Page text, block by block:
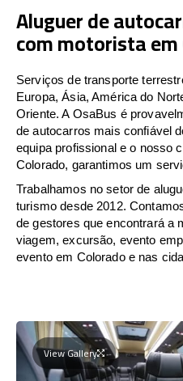
Aluguer de
com motorista
Serviços de transporte
Europa, Ásia, América do
Oriente. A OsaBus é
de autocarros mais confiável
equipa profissional e o nosso
Colorado, garantimos um
Trabalhamos no setor de
turismo desde 2012.
de gestores que encontrará a
viagem, excursão, evento
evento em Colorado e nas
View Gallery